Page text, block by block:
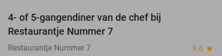
4- of 5-gangendiner van de chef bij
Restaurantje Nummer 7
Restaurantje Nummer 7 9.6 star